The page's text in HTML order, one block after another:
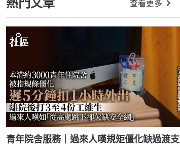
查看更多
青年院舍服務｜過來人嘆規矩僵化缺過渡支